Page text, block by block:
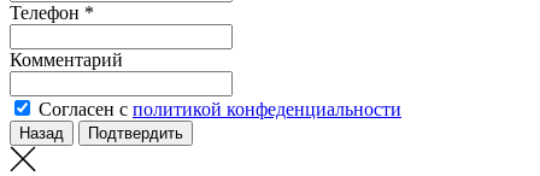
Телефон *
Комментарий
Согласен с политикой конфеденциальности
Назад Подтвердить